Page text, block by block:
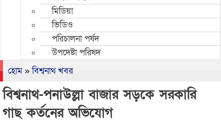
মিডিয়া
ভিডিও
পরিচালনা পর্ষদ
উপদেষ্টা পরিষদ
হোম»বিশ্বনাথ খবর
বিশ্বনাথ-পনাউল্লা বাজার সড়কে সরকারি
গাছ কর্তনের অভিযোগ